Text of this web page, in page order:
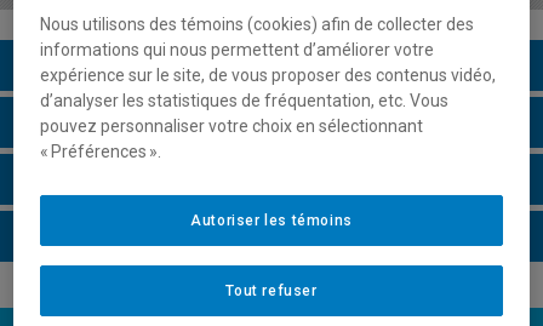
Description du cours
Horaire - Été 2026
Nous utilisons des témoins (cookies) afin de collecter des
informations qui nous permettent d’améliorer votre
expérience sur le site, de vous proposer des contenus vidéo,
d’analyser les statistiques de fréquentation, etc. Vous
pouvez personnaliser votre choix en sélectionnant
« Préférences ».
Tout refuser
Autoriser les témoins